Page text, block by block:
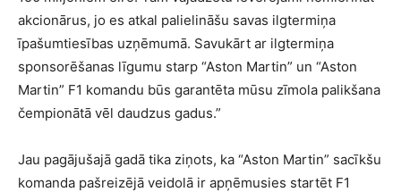
akcionārus, jo es atkal palielināšu savas ilgtermiņa
īpašumtiesības uzņēmumā. Savukārt ar ilgtermiņa
sponsorēšanas līgumu starp “Aston Martin” un “Aston
Martin” F1 komandu būs garantēta mūsu zīmola palikšana
čempionātā vēl daudzus gadus.”
Jau pagājušajā gadā tika ziņots, ka “Aston Martin” sacīkšu
komanda pašreizējā veidolā ir apņēmusies startēt F1